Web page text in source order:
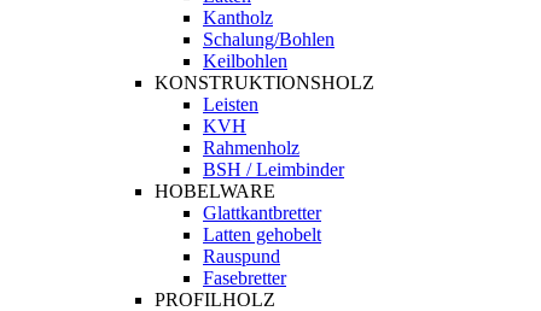
Kantholz
Schalung/Bohlen
Keilbohlen
KONSTRUKTIONSHOLZ
Leisten
KVH
Rahmenholz
BSH / Leimbinder
HOBELWARE
Glattkantbretter
Latten gehobelt
Rauspund
Fasebretter
PROFILHOLZ